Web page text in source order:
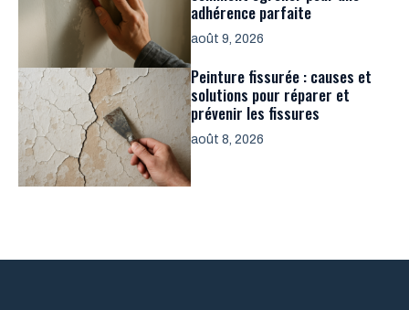
adhérence parfaite
août 9, 2026
Peinture fissurée : causes et
solutions pour réparer et
prévenir les fissures
août 8, 2026